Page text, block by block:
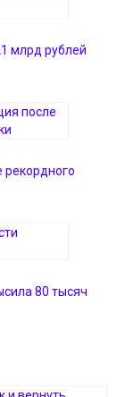
млрд рублей
рекордного
80 тысяч